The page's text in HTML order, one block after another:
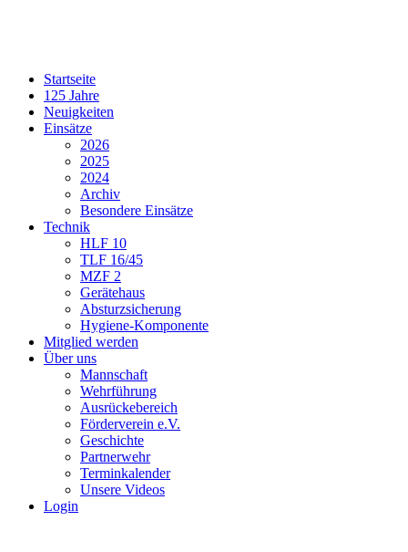
Startseite
125 Jahre
Neuigkeiten
Einsätze
2026
2025
2024
Archiv
Besondere Einsätze
Technik
HLF 10
TLF 16/45
MZF 2
Gerätehaus
Absturzsicherung
Hygiene-Komponente
Mitglied werden
Über uns
Mannschaft
Wehrführung
Ausrückebereich
Förderverein e.V.
Geschichte
Partnerwehr
Terminkalender
Unsere Videos
Login